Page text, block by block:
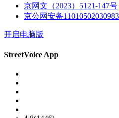
京网文（2023）5121-147号
京公网安备
开启电脑版
StreetVoice App